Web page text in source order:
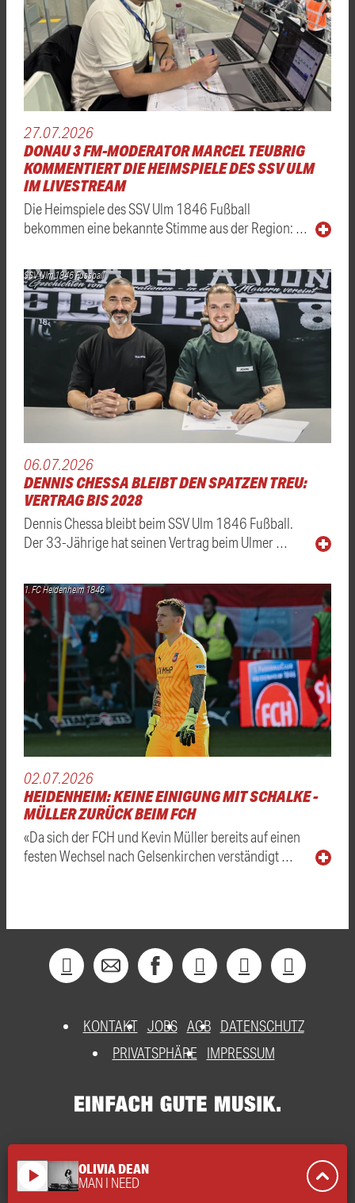
27.07.2026
DONAU 3 FM-MODERATOR MARCEL TEUBRIG
KOMMENTIERT DIE HEIMSPIELE DES SSV ULM
IM LIVESTREAM
Die Heimspiele des SSV Ulm 1846 Fußball
bekommen eine bekannte Stimme aus der Region: …
SSV Ulm 1846 Fussball
06.07.2026
DENNIS CHESSA BLEIBT DEN SPATZEN TREU:
VERTRAG BIS 2028
Dennis Chessa bleibt beim SSV Ulm 1846 Fußball.
Der 33-Jährige hat seinen Vertrag beim Ulmer …
1. FC Heidenheim 1846
02.07.2026
HEIDENHEIM: KEINE EINIGUNG MIT SCHALKE -
MÜLLER ZURÜCK BEIM FCH
«Da sich der FCH und Kevin Müller bereits auf einen
festen Wechsel nach Gelsenkirchen verständigt …
KONTAKT JOBS AGB DATENSCHUTZ
PRIVATSPHÄRE
IMPRESSUM
play_arrow OLIVIA DEAN
MAN I NEED